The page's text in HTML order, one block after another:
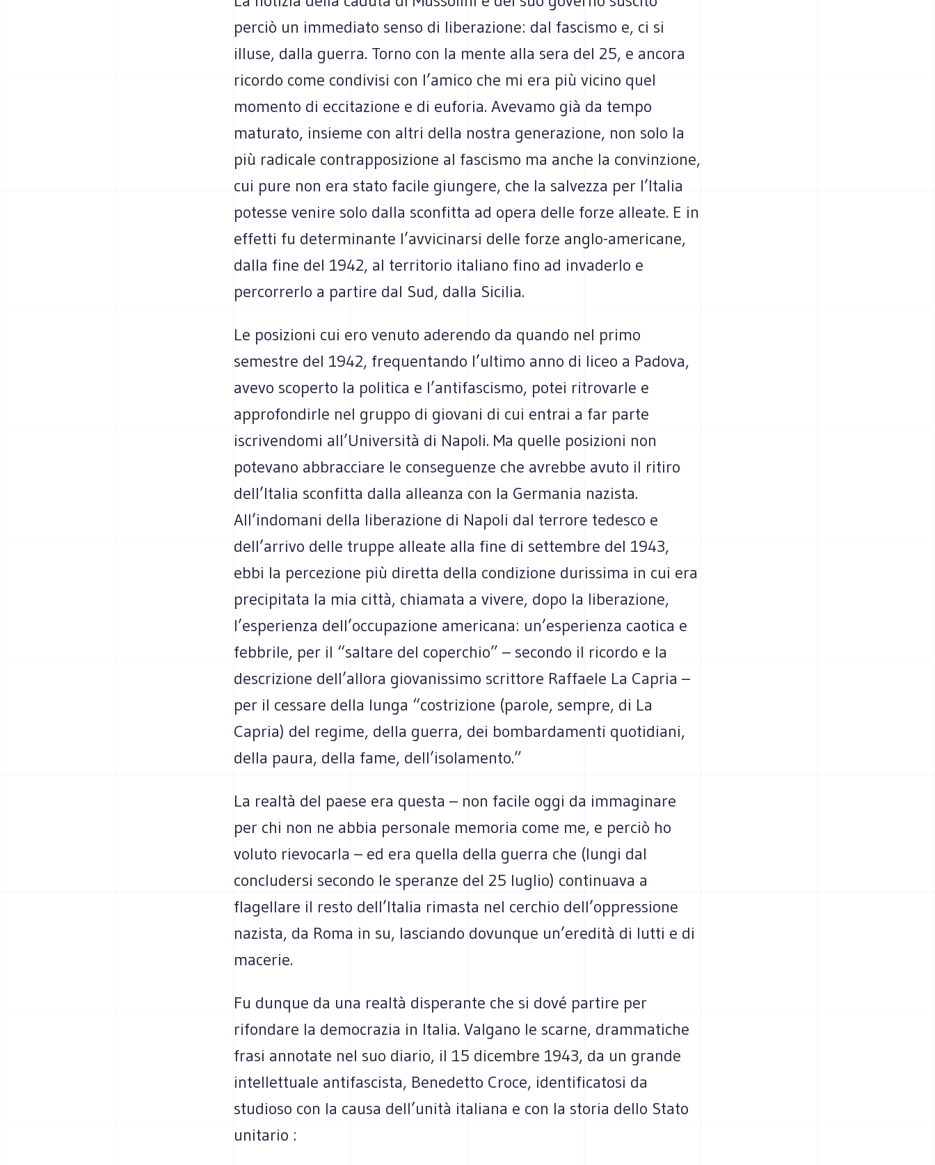
perciò un immediato senso di liberazione: dal fascismo e, ci si
illuse, dalla guerra. Torno con la mente alla sera del 25, e ancora
ricordo come condivisi con l’amico che mi era più vicino quel
momento di eccitazione e di euforia. Avevamo già da tempo
maturato, insieme con altri della nostra generazione, non solo la
più radicale contrapposizione al fascismo ma anche la convinzione,
cui pure non era stato facile giungere, che la salvezza per l’Italia
potesse venire solo dalla sconfitta ad opera delle forze alleate. E in
effetti fu determinante l’avvicinarsi delle forze anglo-americane,
dalla fine del 1942, al territorio italiano fino ad invaderlo e
percorrerlo a partire dal Sud, dalla Sicilia.
Le posizioni cui ero venuto aderendo da quando nel primo
semestre del 1942, frequentando l’ultimo anno di liceo a Padova,
avevo scoperto la politica e l’antifascismo, potei ritrovarle e
approfondirle nel gruppo di giovani di cui entrai a far parte
iscrivendomi all’Università di Napoli. Ma quelle posizioni non
potevano abbracciare le conseguenze che avrebbe avuto il ritiro
dell’Italia sconfitta dalla alleanza con la Germania nazista.
All’indomani della liberazione di Napoli dal terrore tedesco e
dell’arrivo delle truppe alleate alla fine di settembre del 1943,
ebbi la percezione più diretta della condizione durissima in cui era
precipitata la mia città, chiamata a vivere, dopo la liberazione,
l’esperienza dell’occupazione americana: un’esperienza caotica e
febbrile, per il “saltare del coperchio” – secondo il ricordo e la
descrizione dell’allora giovanissimo scrittore Raffaele La Capria –
per il cessare della lunga “costrizione (parole, sempre, di La
Capria) del regime, della guerra, dei bombardamenti quotidiani,
della paura, della fame, dell’isolamento.”
La realtà del paese era questa – non facile oggi da immaginare
per chi non ne abbia personale memoria come me, e perciò ho
voluto rievocarla – ed era quella della guerra che (lungi dal
concludersi secondo le speranze del 25 luglio) continuava a
flagellare il resto dell’Italia rimasta nel cerchio dell’oppressione
nazista, da Roma in su, lasciando dovunque un’eredità di lutti e di
macerie.
Fu dunque da una realtà disperante che si dové partire per
rifondare la democrazia in Italia. Valgano le scarne, drammatiche
frasi annotate nel suo diario, il 15 dicembre 1943, da un grande
intellettuale antifascista, Benedetto Croce, identificatosi da
studioso con la causa dell’unità italiana e con la storia dello Stato
unitario :